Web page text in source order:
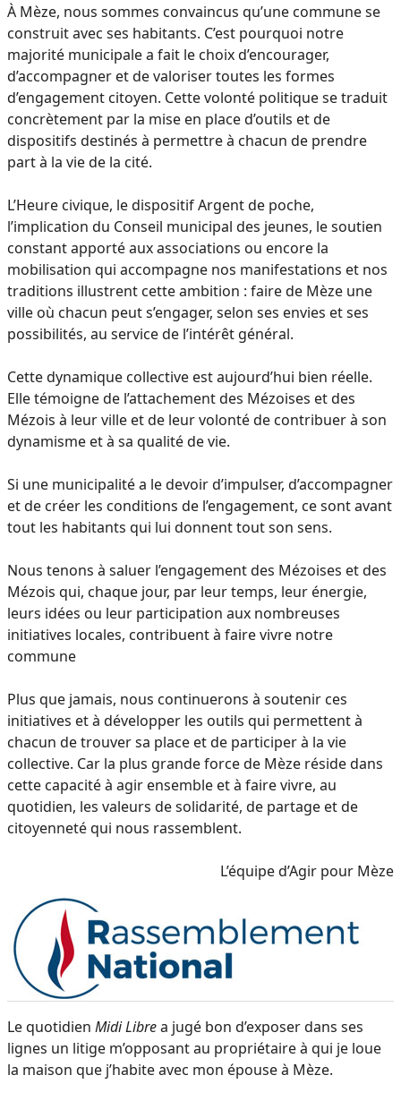
À Mèze, nous sommes convaincus qu’une commune se
construit avec ses habitants. C’est pourquoi notre
majorité municipale a fait le choix d’encourager,
d’accompagner et de valoriser toutes les formes
d’engagement citoyen. Cette volonté politique se traduit
concrètement par la mise en place d’outils et de
dispositifs destinés à permettre à chacun de prendre
part à la vie de la cité.
L’Heure civique, le dispositif Argent de poche,
l’implication du Conseil municipal des jeunes, le soutien
constant apporté aux associations ou encore la
mobilisation qui accompagne nos manifestations et nos
traditions illustrent cette ambition : faire de Mèze une
ville où chacun peut s’engager, selon ses envies et ses
possibilités, au service de l’intérêt général.
Cette dynamique collective est aujourd’hui bien réelle.
Elle témoigne de l’attachement des Mézoises et des
Mézois à leur ville et de leur volonté de contribuer à son
dynamisme et à sa qualité de vie.
Si une municipalité a le devoir d’impulser, d’accompagner
et de créer les conditions de l’engagement, ce sont avant
tout les habitants qui lui donnent tout son sens.
Nous tenons à saluer l’engagement des Mézoises et des
Mézois qui, chaque jour, par leur temps, leur énergie,
leurs idées ou leur participation aux nombreuses
initiatives locales, contribuent à faire vivre notre
commune
Plus que jamais, nous continuerons à soutenir ces
initiatives et à développer les outils qui permettent à
chacun de trouver sa place et de participer à la vie
collective. Car la plus grande force de Mèze réside dans
cette capacité à agir ensemble et à faire vivre, au
quotidien, les valeurs de solidarité, de partage et de
citoyenneté qui nous rassemblent.
L’équipe d’Agir pour Mèze
Le quotidien Midi Librea jugé bon d’exposer dans ses
lignes un litige m’opposant au propriétaire à qui je loue
la maison que j’habite avec mon épouse à Mèze.